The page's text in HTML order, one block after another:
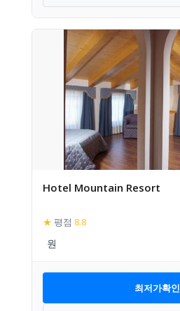
Hotel Mountain Resort
★ 평점 8.8
최저가확인